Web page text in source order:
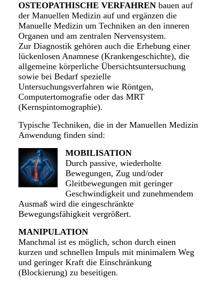
OSTEOPATHISCHE VERFAHRENbauen auf
der Manuellen Medizin auf und ergänzen die
Manuelle Medizin um Techniken an den inneren
Organen und am zentralen Nervensystem.
Zur Diagnostik gehören auch die Erhebung einer
lückenlosen Anamnese (Krankengeschichte), die
allgemeine körperliche Übersichtsuntersuchung
sowie bei Bedarf spezielle
Untersuchungsverfahren wie Röntgen,
Computertomografie oder das MRT
(Kernspintomographie).
Typische Techniken, die in der Manuellen Medizin
Anwendung finden sind:
MOBILISATION
Durch passive, wiederholte
Bewegungen, Zug und/oder
Gleitbewegungen mit geringer
Geschwindigkeit und zunehmendem
Ausmaß wird die eingeschränkte
Bewegungsfähigkeit vergrößert.
MANIPULATION
Manchmal ist es möglich, schon durch einen
kurzen und schnellen Impuls mit minimalem Weg
und geringer Kraft die Einschränkung
(Blockierung) zu beseitigen.